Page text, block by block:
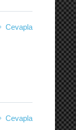
Cevapla
Cevapla